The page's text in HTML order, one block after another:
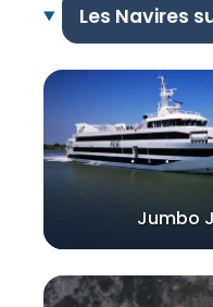
Les Navires
Jumbo